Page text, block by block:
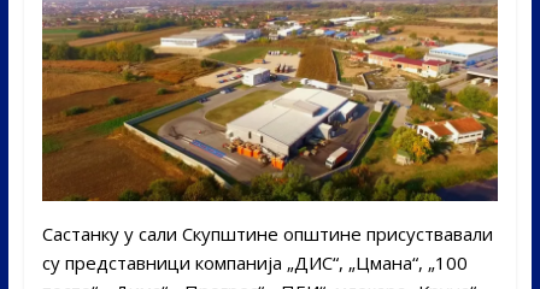
Састанку у сали Скупштине општине присуствавали
су представници компанија „ДИС“, „Цмана“, „100